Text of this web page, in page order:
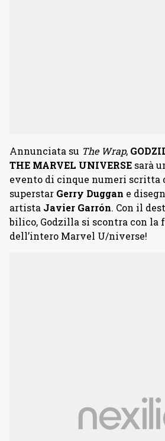
Annunciata su The Wrap,
THE MARVEL UNIVERSE sarà
evento di cinque numeri scritta
superstar Gerry Duggan e
artista Javier Garrón. Con il
bilico, Godzilla si scontra con la
dell’intero Marvel U/niverse!